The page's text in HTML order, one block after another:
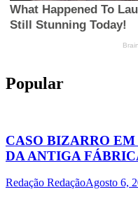
Popular
CASO BIZARRO
DA ANTIGA
Redação RedaçãoAgosto 6,